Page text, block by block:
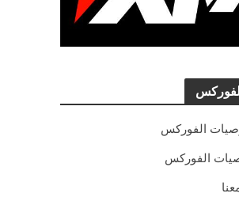
الفوركس
الفوركس